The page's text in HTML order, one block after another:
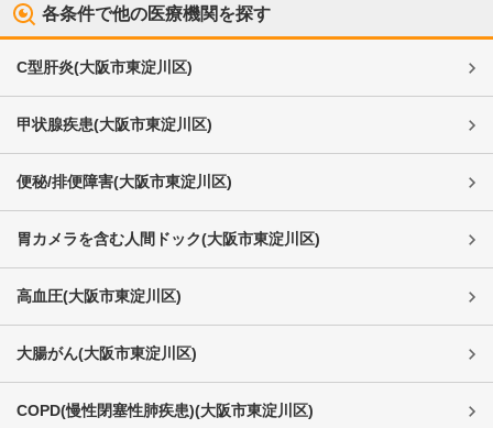
各条件で他の医療機関を探す
C型肝炎(大阪市東淀川区)
甲状腺疾患(大阪市東淀川区)
便秘/排便障害(大阪市東淀川区)
胃カメラを含む人間ドック(大阪市東淀川区)
高血圧(大阪市東淀川区)
大腸がん(大阪市東淀川区)
COPD(慢性閉塞性肺疾患)(大阪市東淀川区)